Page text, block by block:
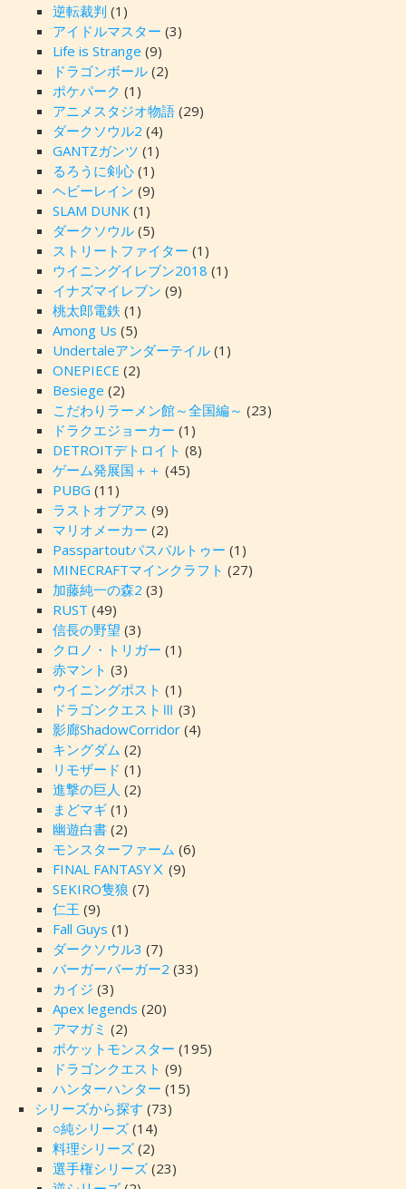
逆転裁判 (1)
アイドルマスター (3)
Life is Strange (9)
ドラゴンボール(2)
ポケパーク (1)
アニメスタジオ物語(29)
ダークソウル2 (4)
GANTZガンツ (1)
るろうに剣心(1)
ヘビーレイン (9)
SLAM DUNK (1)
ダークソウル(5)
ストリートファイター (1)
ウイニングイレブン2018 (1)
イナズマイレブン (9)
桃太郎電鉄 (1)
Among Us (5)
Undertaleアンダーテイル(1)
ONEPIECE (2)
Besiege (2)
こだわりラーメン館～全国編～ (23)
ドラクエジョーカー (1)
DETROITデトロイト (8)
ゲーム発展国＋＋ (45)
PUBG (11)
ラストオブアス (9)
マリオメーカー (2)
Passpartoutパスパルトゥー (1)
MINECRAFTマインクラフト (27)
加藤純一の森2 (3)
RUST (49)
信長の野望 (3)
クロノ・トリガー (1)
赤マント (3)
ウイニングポスト (1)
ドラゴンクエストⅢ (3)
影廊ShadowCorridor(4)
キングダム (2)
リモザード (1)
進撃の巨人 (2)
まどマギ(1)
幽遊白書(2)
モンスターファーム (6)
FINAL FANTASYⅩ (9)
SEKIRO隻狼 (7)
仁王 (9)
Fall Guys (1)
ダークソウル3 (7)
バーガーバーガー2 (33)
カイジ (3)
Apex legends (20)
アマガミ (2)
ポケットモンスター (195)
ドラゴンクエスト (9)
ハンターハンター (15)
シリーズから探す (73)
○純シリーズ(14)
料理シリーズ(2)
選手権シリーズ(23)